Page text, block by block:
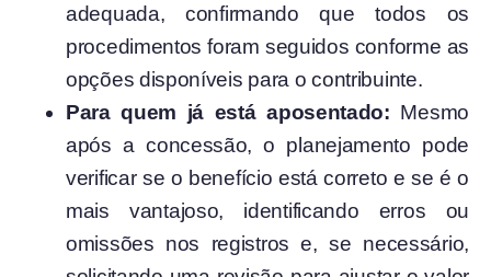
adequada, confirmando que todos os
procedimentos foram seguidos conforme as
opções disponíveis para o contribuinte.
Para quem já está aposentado: Mesmo
após a concessão, o planejamento pode
verificar se o benefício está correto e se é o
mais vantajoso, identificando erros ou
omissões nos registros e, se necessário,